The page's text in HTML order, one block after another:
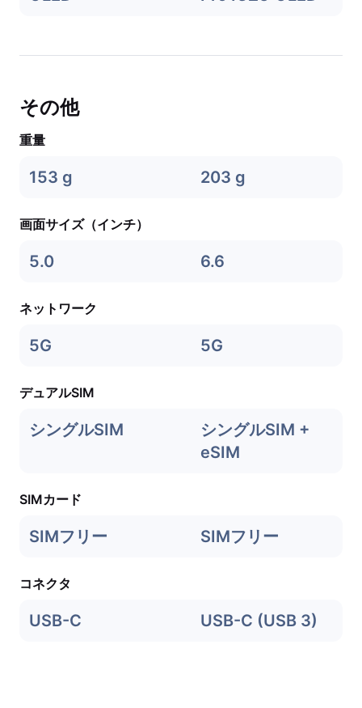
その他
重量
153 g 203 g
画面サイズ（インチ）
5.0 6.6
ネットワーク
5G 5G
デュアルSIM
シングルSIM
シングルSIM +
eSIM
SIMカード
SIMフリー SIMフリー
コネクタ
USB-C USB-C (USB 3)